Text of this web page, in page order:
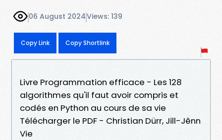
06 August 2024Views: 139
Copy Link Copy Shortlink
Livre Programmation efficace - Les 128
algorithmes qu'il faut avoir compris et
codés en Python au cours de sa vie
Télécharger le PDF - Christian Dürr, Jill-Jênn
Vie